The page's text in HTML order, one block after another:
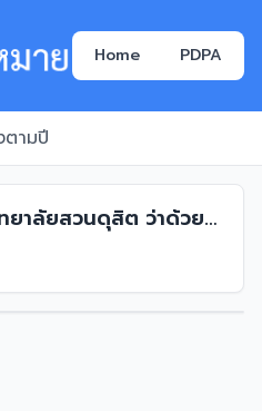
Home PDPA
ามปี
ยาลัยสวนดุสิต ว่าด้วย
มเนียม นักศึกษาระดับ
ปกติ พ.ศ. 2559